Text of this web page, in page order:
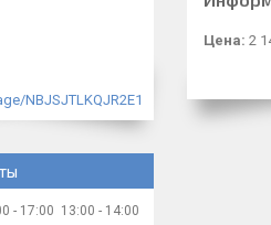
Цена: 2
NBJSJTLKQJR2E1
17:00 13:00
14:00